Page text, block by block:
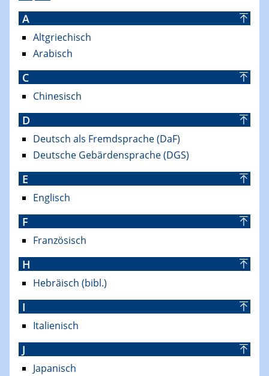
A
Altgriechisch
Arabisch
C
Chinesisch
D
Deutsch als Fremdsprache (DaF)
Deutsche Gebärdensprache (DGS)
E
Englisch
F
Französisch
H
Hebräisch (bibl.)
I
Italienisch
J
Japanisch